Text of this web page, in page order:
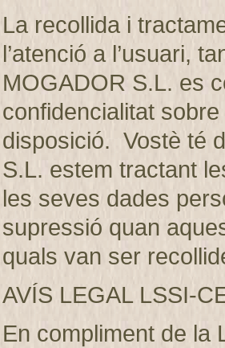
La recollida i
l’atenció a l’usuari,
MOGADOR S.L. es
confidencialitat
disposició. Vostè té
S.L. estem tractant
les seves dades
supressió quan
quals van ser
AVÍS LEGAL LSSI-
En compliment de la